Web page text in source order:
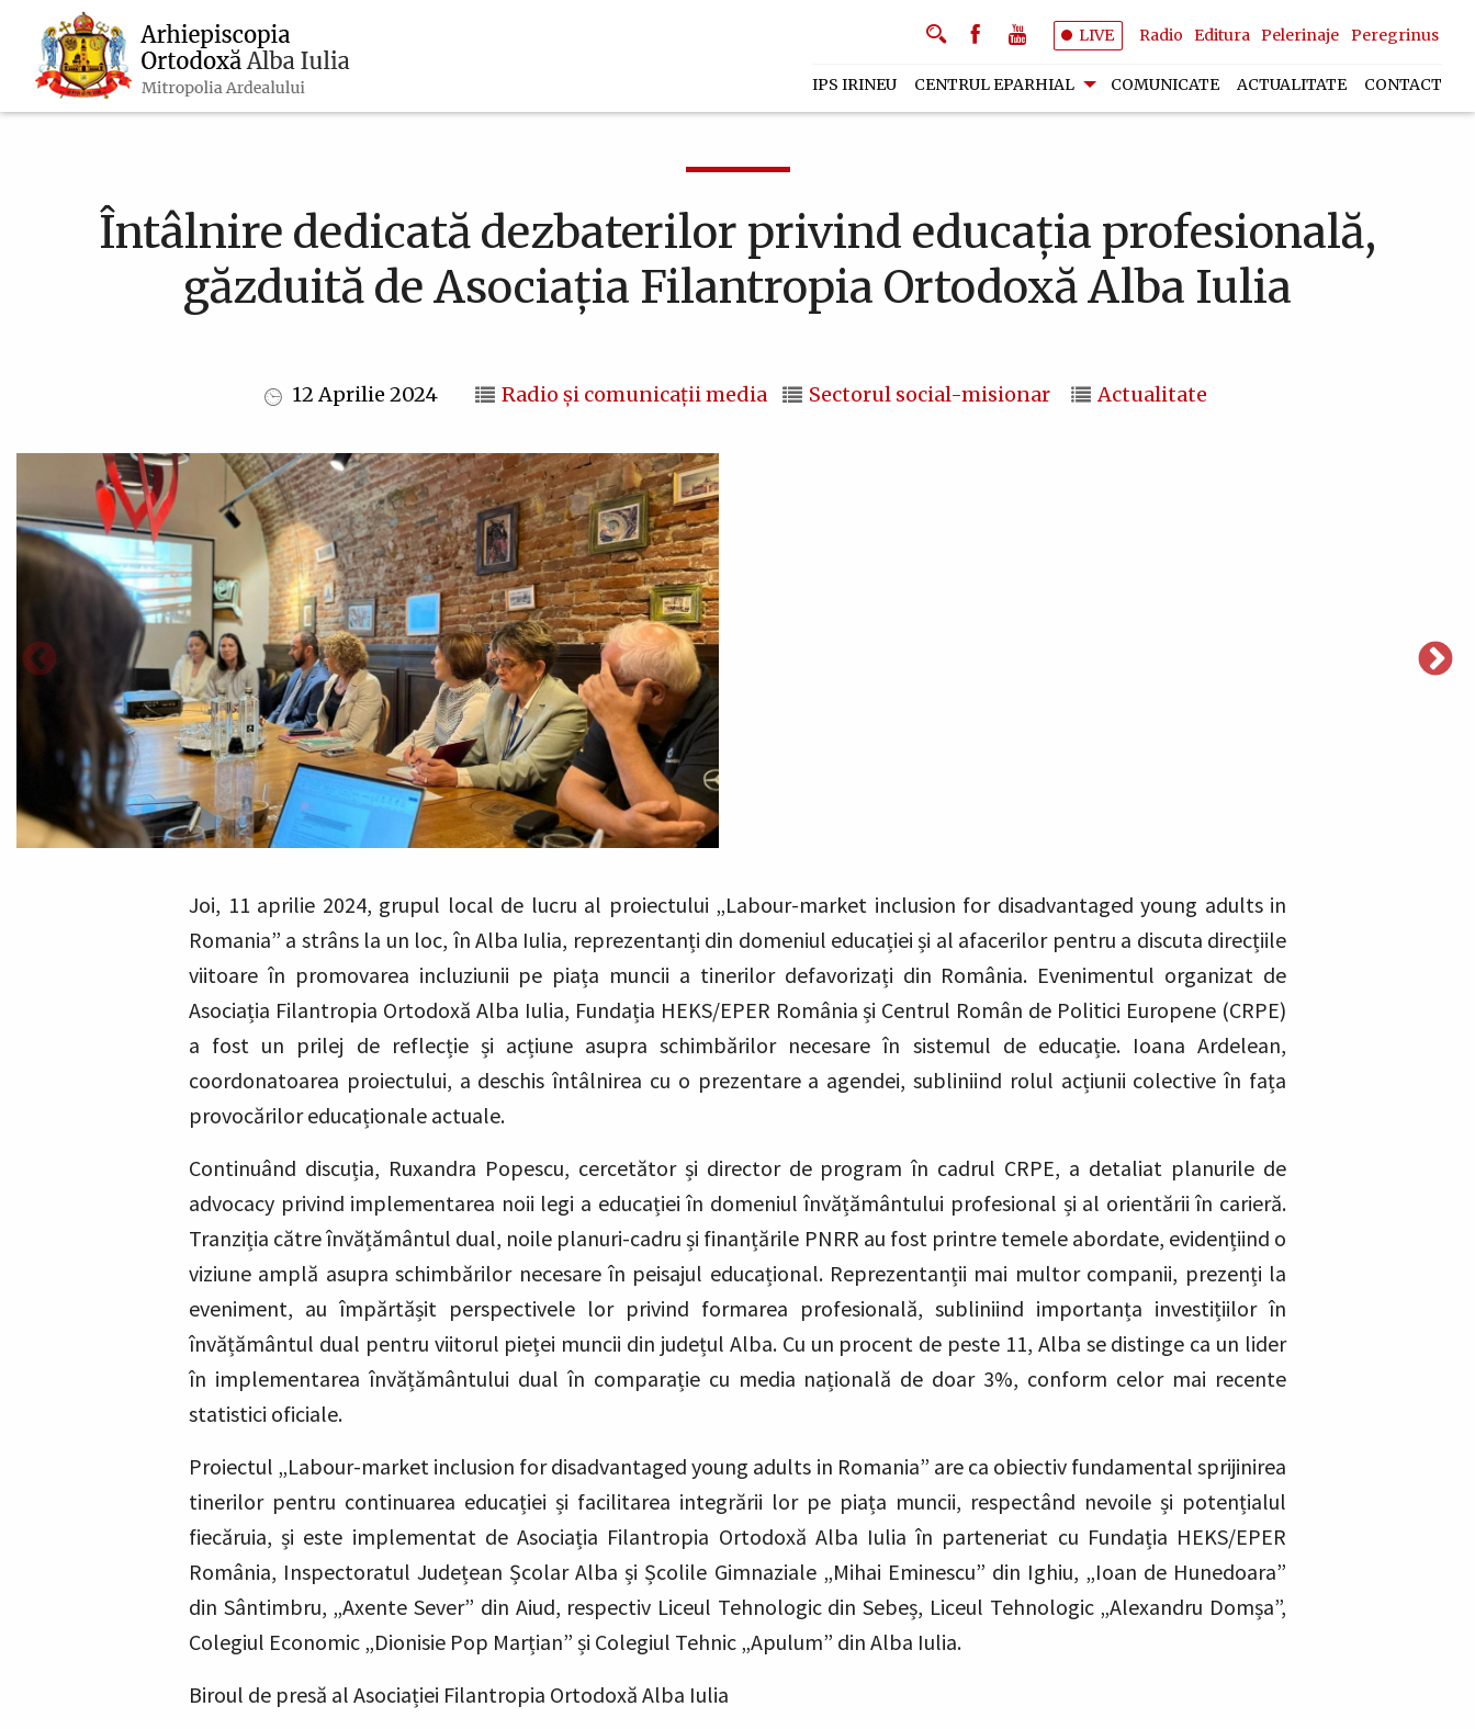
conţinutul
principal
Navigare
principală
LIVE Radio Editura Pelerinaje Peregrinus
IPS IRINEU CENTRUL EPARHIAL COMUNICATE ACTUALITATE CONTACT
Întâlnire dedicată dezbaterilor privind educația profesională,
găzduită de Asociația Filantropia Ortodoxă Alba Iulia
12 Aprilie 2024 Radio și comunicații media Sectorul social-misionar Actualitate
Joi, 11 aprilie 2024, grupul local de lucru al proiectului „Labour-market inclusion for disadvantaged young adults in
Romania” a strâns la un loc, în Alba Iulia, reprezentanți din domeniul educației și al afacerilor pentru a discuta direcțiile
viitoare în promovarea incluziunii pe piața muncii a tinerilor defavorizați din România. Evenimentul organizat de
Asociația Filantropia Ortodoxă Alba Iulia, Fundația HEKS/EPER România și Centrul Român de Politici Europene (CRPE)
a fost un prilej de reflecție și acțiune asupra schimbărilor necesare în sistemul de educație. Ioana Ardelean,
coordonatoarea proiectului, a deschis întâlnirea cu o prezentare a agendei, subliniind rolul acțiunii colective în fața
provocărilor educaționale actuale.
Continuând discuția, Ruxandra Popescu, cercetător și director de program în cadrul CRPE, a detaliat planurile de
advocacy privind implementarea noii legi a educației în domeniul învățământului profesional și al orientării în carieră.
Tranziția către învățământul dual, noile planuri-cadru și finanțările PNRR au fost printre temele abordate, evidențiind o
viziune amplă asupra schimbărilor necesare în peisajul educațional. Reprezentanții mai multor companii, prezenți la
eveniment, au împărtășit perspectivele lor privind formarea profesională, subliniind importanța investițiilor în
învățământul dual pentru viitorul pieței muncii din județul Alba. Cu un procent de peste 11, Alba se distinge ca un lider
în implementarea învățământului dual în comparație cu media națională de doar 3%, conform celor mai recente
statistici oficiale.
Proiectul „Labour-market inclusion for disadvantaged young adults in Romania” are ca obiectiv fundamental sprijinirea
tinerilor pentru continuarea educației și facilitarea integrării lor pe piața muncii, respectând nevoile și potențialul
fiecăruia, și este implementat de Asociația Filantropia Ortodoxă Alba Iulia în parteneriat cu Fundația HEKS/EPER
România, Inspectoratul Județean Școlar Alba și Școlile Gimnaziale „Mihai Eminescu” din Ighiu, „Ioan de Hunedoara”
din Sântimbru, „Axente Sever” din Aiud, respectiv Liceul Tehnologic din Sebeș, Liceul Tehnologic „Alexandru Domșa”,
Colegiul Economic „Dionisie Pop Marțian” și Colegiul Tehnic „Apulum” din Alba Iulia.
Biroul de presă al Asociației Filantropia Ortodoxă Alba Iulia